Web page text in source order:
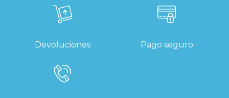
Devoluciones Pago seguro